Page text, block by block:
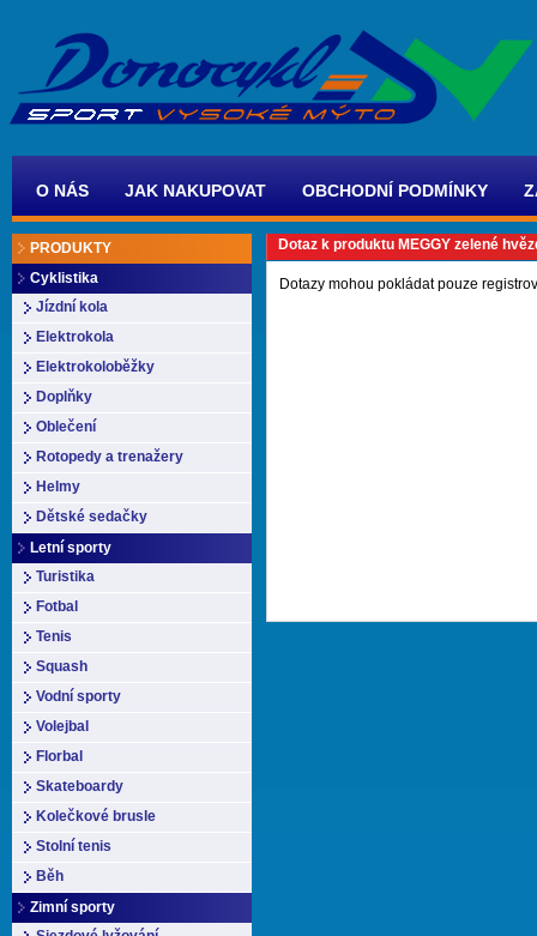
O NÁS JAK NAKUPOVAT OBCHODNÍ PODMÍNKY
PRODUKTY
Cyklistika
Jízdní kola
Elektrokola
Elektrokoloběžky
Doplňky
Oblečení
Rotopedy a trenažery
Helmy
Dětské sedačky
Letní sporty
Turistika
Fotbal
Tenis
Squash
Vodní sporty
Volejbal
Florbal
Skateboardy
Kolečkové brusle
Stolní tenis
Běh
Zimní sporty
Dotaz k produktu MEGGY zelené
Dotazy mohou pokládat pouze